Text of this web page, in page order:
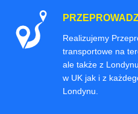
Realizujemy
transportowe na
ale także z
w UK jak i z
Londynu.